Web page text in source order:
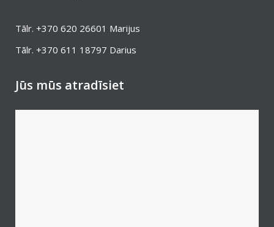
Tālr. +370 620 26601 Marijus
Tālr. +370 611 18797 Darius
Jūs mūs atradīsiet